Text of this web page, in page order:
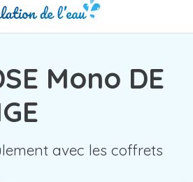
Mono DE
avec les coffrets